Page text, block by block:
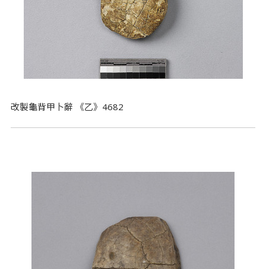
改製龜背甲卜辭 《乙》4682